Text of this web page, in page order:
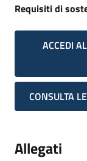
Requisiti di
ACCEDI
CONSULTA
Allegati